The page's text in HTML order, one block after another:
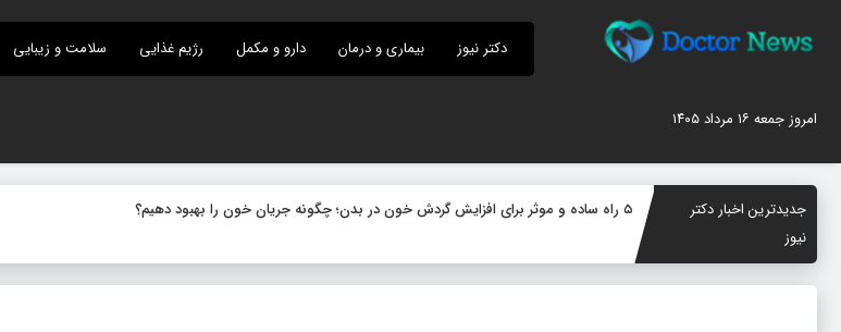
دکتر نیوز بیماری و درمان دارو و مکمل رژیم غذایی سلامت و زیبایی
امروز جمعه ۱۶ مرداد ۱۴۰۵
جدیدترین اخبار دکتر
نیوز
۵ راه ساده و موثر برای افزایش گردش خون در بدن؛ چگونه جریان خون را بهبود دهیم؟